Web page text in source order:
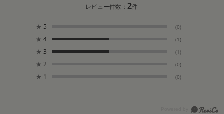
レビュー件数：2件
★ 5 (0)
★ 4 (1)
★ 3 (1)
★ 2 (0)
★ 1 (0)